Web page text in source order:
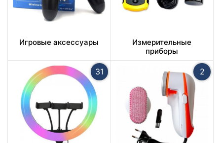
Игровые аксессуары
Измерительные
приборы
31 2